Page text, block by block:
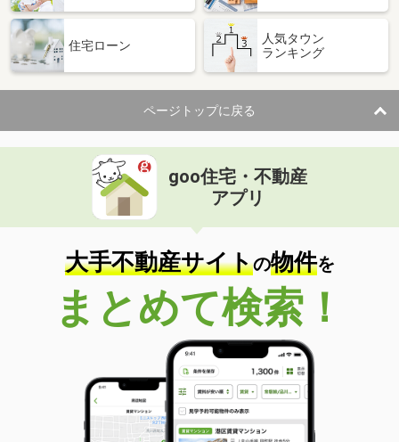
住宅ローン
人気タウン
ランキング
ページトップに戻る
goo住宅・不動産
アプリ
大手不動産サイトの物件を
まとめて検索！